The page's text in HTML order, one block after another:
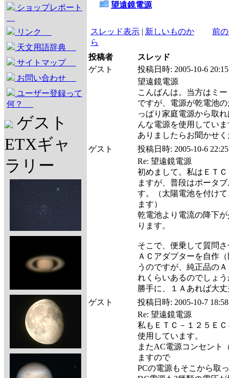
ショップレポート
リンク
天文用語辞典
サイトマップ
お問い合わせ
ユーザー登録って
何？
ゲスト
ETXギャ
ラリー
望遠鏡電源
スレッド表示 | 新しいものか
ら
前
投稿者
スレッド
ゲスト
投稿日時: 2005-10-6 20:15
望遠鏡電源
こんばんは。当方はミ
ですが、電源が乾電池
っぱり家庭電源から取
んな電源を使用してい
ありましたらお聞かせ
ゲスト
投稿日時: 2005-10-6 22:25
Re: 望遠鏡電源
初めまして。私はＥＴ
ますが、普段はポータ
す。（太陽電池を付け
ます）
乾電池より電流の降下
ります。
そこで、便乗して質問
ＡＣアダプターを自作
うのですが、純正品の
れくらいあるのでしょ
勝手に、１Ａあれば大
ゲスト
投稿日時: 2005-10-7 18:58
Re: 望遠鏡電源
私もＥＴＣ－１２５Ｅ
使用しています。
またAC電源コンセント
ますので
PCの電源もそこから取